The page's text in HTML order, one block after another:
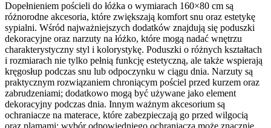
Dopełnieniem pościeli do łóżka o wymiarach 160×80 cm są
różnorodne akcesoria, które zwiększają komfort snu oraz estetykę
sypialni. Wśród najważniejszych dodatków znajdują się poduszki
dekoracyjne oraz narzuty na łóżko, które mogą nadać wnętrzu
charakterystyczny styl i kolorystykę. Poduszki o różnych kształtach
i rozmiarach nie tylko pełnią funkcję estetyczną, ale także wspierają
kręgosłup podczas snu lub odpoczynku w ciągu dnia. Narzuty są
praktycznym rozwiązaniem chroniącym pościel przed kurzem oraz
zabrudzeniami; dodatkowo mogą być używane jako element
dekoracyjny podczas dnia. Innym ważnym akcesorium są
ochraniacze na materace, które zabezpieczają go przed wilgocią